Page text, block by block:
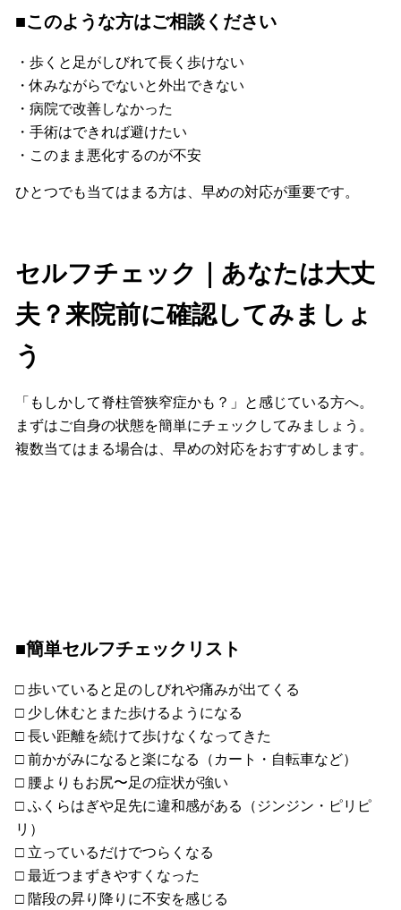
■このような方はご相談ください
・歩くと足がしびれて長く歩けない
・休みながらでないと外出できない
・病院で改善しなかった
・手術はできれば避けたい
・このまま悪化するのが不安
ひとつでも当てはまる方は、早めの対応が重要です。
セルフチェック｜あなたは大丈
夫？来院前に確認してみましょ
う
「もしかして脊柱管狭窄症かも？」と感じている方へ。
まずはご自身の状態を簡単にチェックしてみましょう。
複数当てはまる場合は、早めの対応をおすすめします。
■簡単セルフチェックリスト
□ 歩いていると足のしびれや痛みが出てくる
□ 少し休むとまた歩けるようになる
□ 長い距離を続けて歩けなくなってきた
□ 前かがみになると楽になる（カート・自転車など）
□ 腰よりもお尻〜足の症状が強い
□ ふくらはぎや足先に違和感がある（ジンジン・ピリピ
リ）
□ 立っているだけでつらくなる
□ 最近つまずきやすくなった
□ 階段の昇り降りに不安を感じる